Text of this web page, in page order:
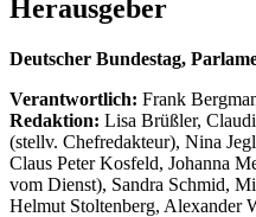
Herausgeber
Deutscher Bundestag,
Verantwortlich: Frank
Redaktion: Lisa Brüßler,
(stellv. Chefredakteur), Nina
Claus Peter Kosfeld, Johanna
vom Dienst), Sandra Schmid,
Helmut Stoltenberg, Alexander